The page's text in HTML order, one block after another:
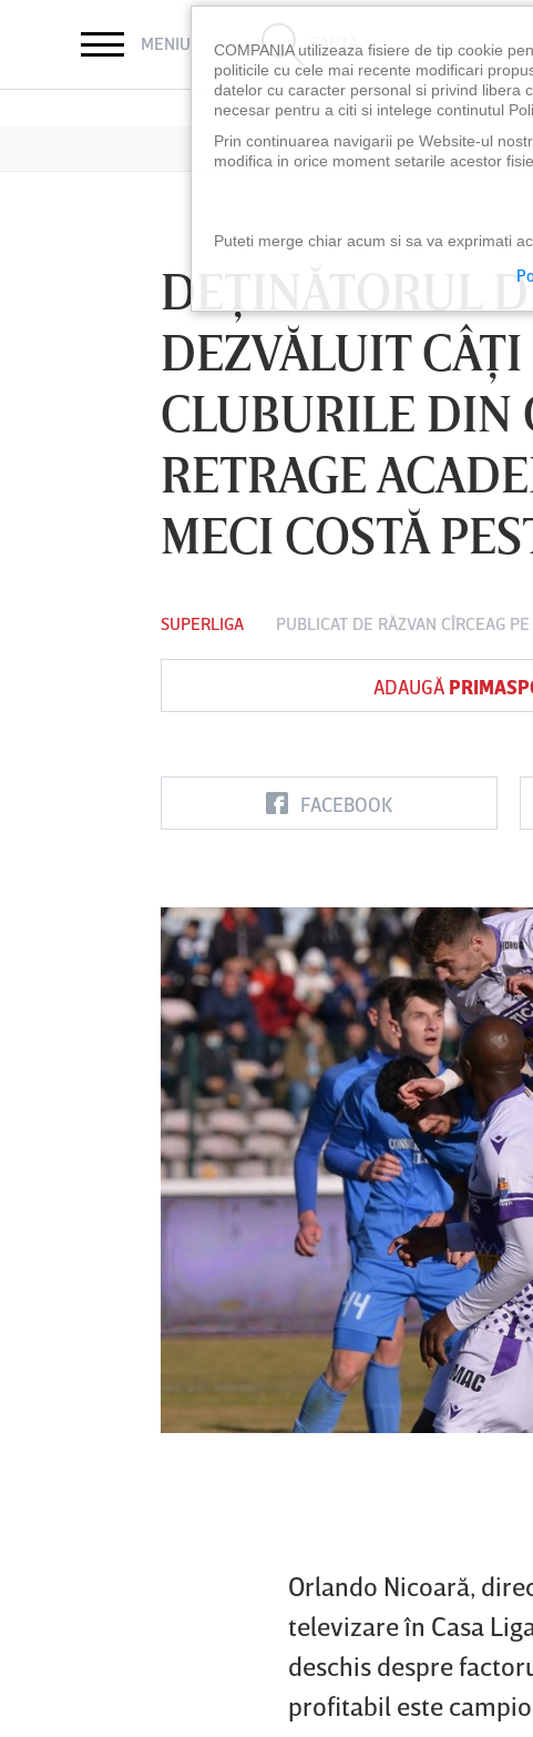
MENIU CAUTĂ
DEŢINĂTORUL
DEZVĂLUIT
CLUBURILE DIN
RETRAGE
MECI COSTĂ
SUPERLIGA PUBLICAT DE RĂZVAN CÎRCEAG
ADAUGĂ
FACEBOOK
Orlando Nicoară,
televizare în Casa
deschis despre
profitabil este
LUNI 10 AUG, 18:30
FC Botoşani
Corvinul
LUNI 10 AUG, 21:30
Sepsi OSK Sf
Gheorghe
COMPANIA utilizeaza fisiere de tip cookie
politicile cu cele mai recente modificari
datelor cu caracter personal si privind libera
necesar pentru a citi si intelege continutul
Prin continuarea navigarii pe Website-ul
modifica in orice moment setarile acestor
Puteti merge chiar acum si sa va exprimati